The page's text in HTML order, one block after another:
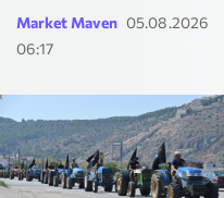
Market Maven 05.08.2026
06:17